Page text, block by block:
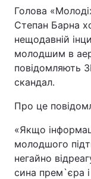
Голова
Степан Барна
нещодавній
молодшим в
повідомляють
скандал.
Про це
«Якщо
молодшого
негайно
сина прем`єра